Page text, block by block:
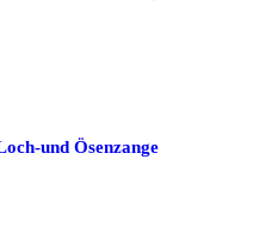
und Ösenzange